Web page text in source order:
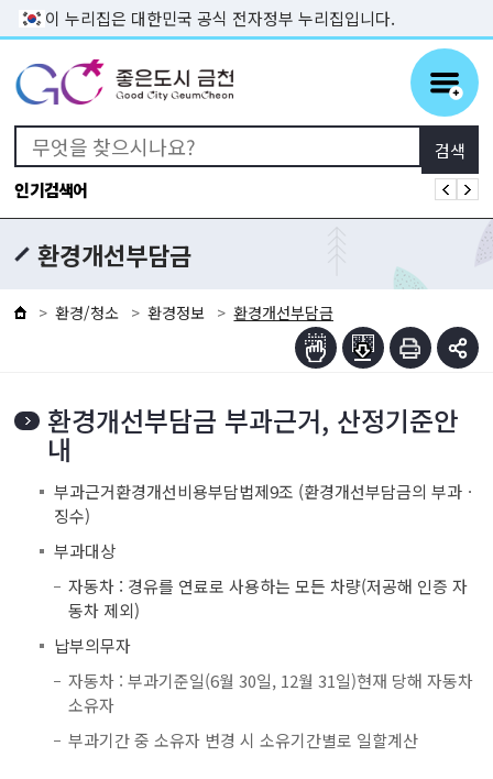
본문 바로가기
이 누리집은 대한민국 공식 전자정부 누리집입니다.
인기검색어
환경개선부담금
환경/청소 환경정보 환경개선부담금
환경개선부담금 부과근거, 산정기준안
내
부과근거환경개선비용부담법제9조 (환경개선부담금의 부과ㆍ
징수)
부과대상
자동차 : 경유를 연료로 사용하는 모든 차량(저공해 인증 자
동차 제외)
납부의무자
자동차 : 부과기준일(6월 30일, 12월 31일)현재 당해 자동차
소유자
부과기간 중 소유자 변경 시 소유기간별로 일할계산